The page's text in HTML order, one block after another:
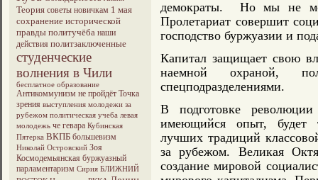
Теория советы новичкам 1 мая
сохранение исторической
правды политучёба наши
действия политзаключенные
студенческие
волнения в Чили
бесплатное образование
Антикоммунизм не пройдёт Точка
зрения выступления молодежи за
рубежом политическая учеба левая
молодежь че гевара Кубинская
Пятерка ВКПБ большевизм
Николай Островский Зоя
Космодемьянская буржуазный
парламентаризм Сирия БЛИЖНИЙ
демократы. Но мы не
Пролетариат совершит
господство буржуазии и
Капитал защищает свою
наемной охраной,
спецподразделениями.
В подготовке
имеющийся опыт, будет
лучших традиций
за рубежом. Великая
создание мировой